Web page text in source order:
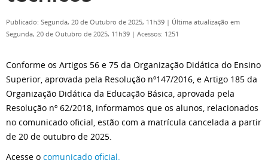
Publicado: Segunda, 20 de Outubro de 2025, 11h39 | Última atualização em
Segunda, 20 de Outubro de 2025, 11h39 | Acessos: 1251
Conforme os Artigos 56 e 75 da Organização Didática do Ensino
Superior, aprovada pela Resolução nº147/2016, e Artigo 185 da
Organização Didática da Educação Básica, aprovada pela
Resolução nº 62/2018, informamos que os alunos, relacionados
no comunicado oficial, estão com a matrícula cancelada a partir
de 20 de outubro de 2025.
Acesse o comunicado oficial.